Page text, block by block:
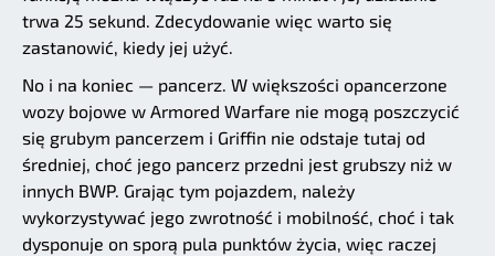
trwa 25 sekund. Zdecydowanie więc warto się
zastanowić, kiedy jej użyć.
No i na koniec — pancerz. W większości opancerzone
wozy bojowe w Armored Warfare nie mogą poszczycić
się grubym pancerzem i Griffin nie odstaje tutaj od
średniej, choć jego pancerz przedni jest grubszy niż w
innych BWP. Grając tym pojazdem, należy
wykorzystywać jego zwrotność i mobilność, choć i tak
dysponuje on sporą pula punktów życia, więc raczej